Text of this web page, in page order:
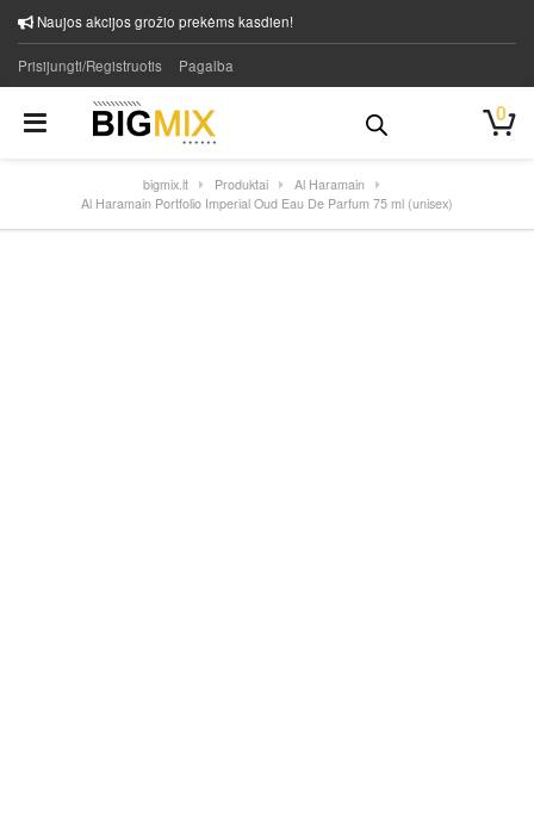
Naujos akcijos grožio prekėms kasdien!
Prisijungti/Registruotis Pagalba
0
bigmix.lt Produktai
Al Haramain
Al Haramain Portfolio Imperial Oud Eau De Parfum 75 ml (unisex)